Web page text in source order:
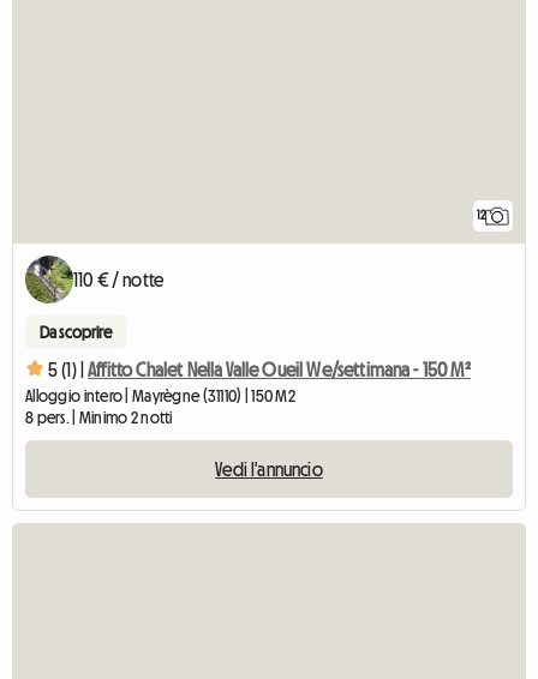
12
110 € / notte
Da scoprire
5 (1) | Affitto Chalet Nella Valle Oueil We/settimana - 150 M²
Alloggio intero | Mayrègne (31110) | 150 M2
8 pers. | Minimo 2 notti
Vedi l'annuncio